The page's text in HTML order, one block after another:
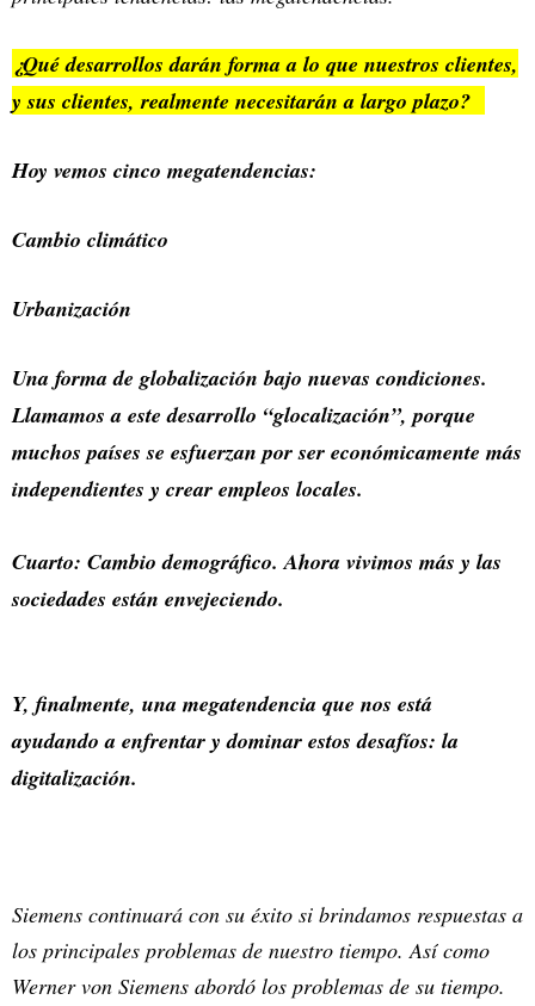
¿Qué desarrollos darán forma a lo que nuestros clientes,
y sus clientes, realmente necesitarán a largo plazo?
Hoy vemos cinco megatendencias:
Cambio climático
Urbanización
Una forma de globalización bajo nuevas condiciones.
Llamamos a este desarrollo “glocalización”, porque
muchos países se esfuerzan por ser económicamente más
independientes y crear empleos locales.
Cuarto: Cambio demográfico. Ahora vivimos más y las
sociedades están envejeciendo.
Y, finalmente, una megatendencia que nos está
ayudando a enfrentar y dominar estos desafíos: la
digitalización.
Siemens continuará con su éxito si brindamos respuestas a
los principales problemas de nuestro tiempo. Así como
Werner von Siemens abordó los problemas de su tiempo.